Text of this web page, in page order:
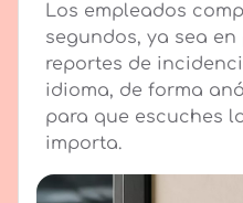
Los empleados
segundos, ya sea
reportes de
idioma, de forma
para que escuches
importa.